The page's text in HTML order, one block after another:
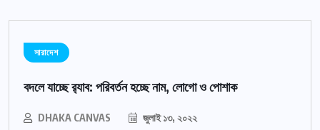
সারাদেশ
বদলে যাচ্ছে র‌্যাব: পরিবর্তন হচ্ছে নাম, লোগো ও পোশাক
DHAKA CANVAS জুলাই ১৩, ২০২২